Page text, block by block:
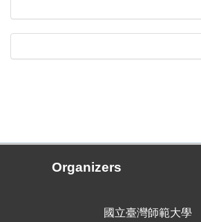
Organizers
國立臺灣師範大學